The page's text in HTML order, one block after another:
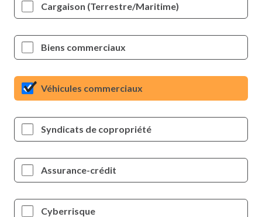
Cargaison (Terrestre/Maritime)
Biens commerciaux
Véhicules commerciaux
Syndicats de copropriété
Assurance-crédit
Cyberrisque